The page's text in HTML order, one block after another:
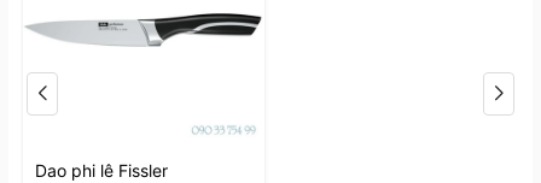
sử dụng có thể dùng lực mạnh mà không sợ bị trượt
tay như các loại dao truyền thống trên thị trường.
Dao phi lê Fissler